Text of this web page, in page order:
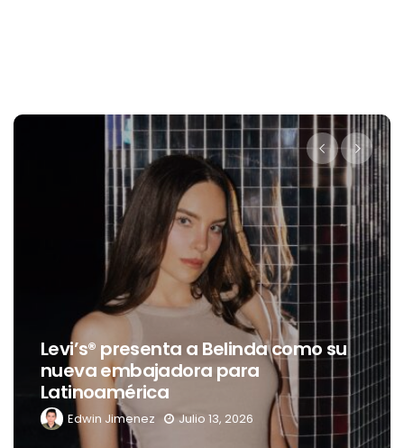
Destino Dos Equis 2026: La gran
celebración sonora que
transformará las noches de Boca
del Río y Mérida
Edwin Jimenez Julio 13, 2026